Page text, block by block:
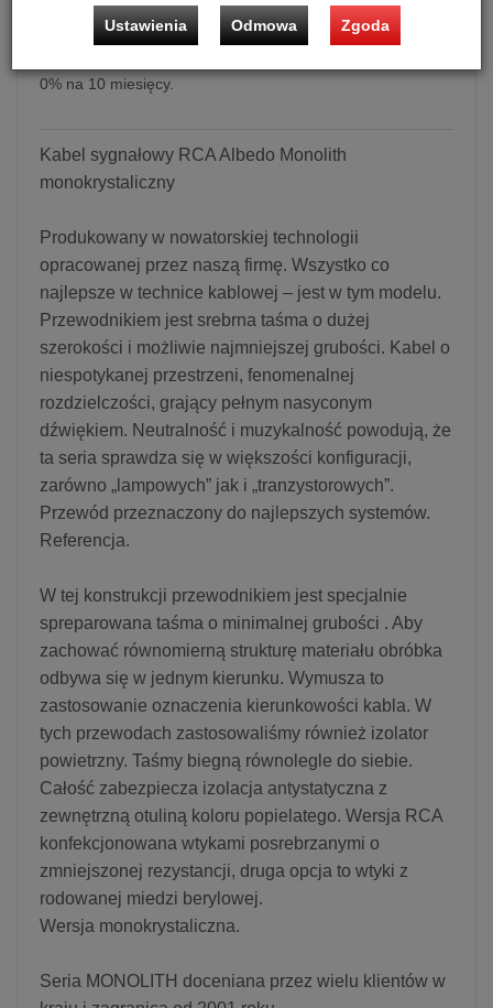
Kabel sygnałowy RCA Albedo Monolith monokrystaliczny
0% na 10 miesięcy.
Kabel sygnałowy RCA Albedo Monolith
monokrystaliczny
Produkowany w nowatorskiej technologii
opracowanej przez naszą firmę. Wszystko co
najlepsze w technice kablowej – jest w tym modelu.
Przewodnikiem jest srebrna taśma o dużej
szerokości i możliwie najmniejszej grubości. Kabel o
niespotykanej przestrzeni, fenomenalnej
rozdzielczości, grający pełnym nasyconym
dźwiękiem. Neutralność i muzykalność powodują, że
ta seria sprawdza się w większości konfiguracji,
zarówno „lampowych” jak i „tranzystorowych”.
Przewód przeznaczony do najlepszych systemów.
Referencja.
W tej konstrukcji przewodnikiem jest specjalnie
spreparowana taśma o minimalnej grubości . Aby
zachować równomierną strukturę materiału obróbka
odbywa się w jednym kierunku. Wymusza to
zastosowanie oznaczenia kierunkowości kabla. W
tych przewodach zastosowaliśmy również izolator
powietrzny. Taśmy biegną równolegle do siebie.
Całość zabezpiecza izolacja antystatyczna z
zewnętrzną otuliną koloru popielatego. Wersja RCA
konfekcjonowana wtykami posrebrzanymi o
zmniejszonej rezystancji, druga opcja to wtyki z
rodowanej miedzi berylowej.
Wersja monokrystaliczna.
Seria MONOLITH doceniana przez wielu klientów w
Ustawienia Odmowa Zgoda